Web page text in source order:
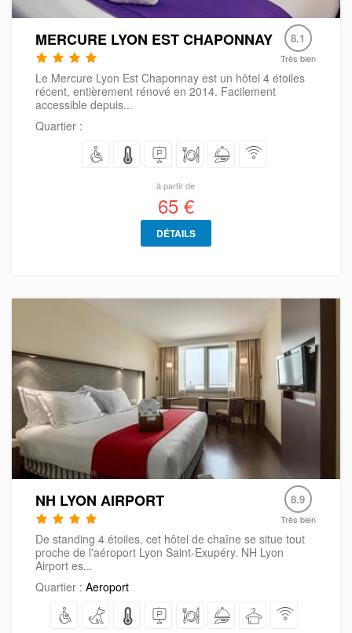
MERCURE LYON EST CHAPONNAY 8.1
Très bien
Le Mercure Lyon Est Chaponnay est un hôtel 4 étoiles
récent, entièrement rénové en 2014. Facilement
accessible depuis...
Quartier :
à partir de
65 €
DÉTAILS
NH LYON AIRPORT 8.9
Très bien
De standing 4 étoiles, cet hôtel de chaîne se situe tout
proche de l'aéroport Lyon Saint-Exupéry. NH Lyon
Airport es...
Quartier : Aeroport